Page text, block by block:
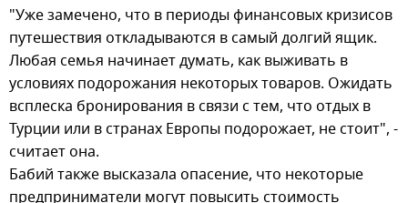
"Уже замечено, что в периоды финансовых кризисов
путешествия откладываются в самый долгий ящик.
Любая семья начинает думать, как выживать в
условиях подорожания некоторых товаров. Ожидать
всплеска бронирования в связи с тем, что отдых в
Турции или в странах Европы подорожает, не стоит", -
считает она.
Бабий также высказала опасение, что некоторые
предприниматели могут повысить стоимость